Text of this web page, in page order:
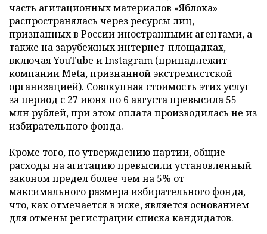
часть агитационных материалов «Яблока»
распространялась через ресурсы лиц,
признанных в России иностранными агентами, а
также на зарубежных интернет-площадках,
включая YouTube и Instagram (принадлежит
компании Meta, признанной экстремистской
организацией). Совокупная стоимость этих услуг
за период с 27 июня по 6 августа превысила 55
млн рублей, при этом оплата производилась не из
избирательного фонда.
Кроме того, по утверждению партии, общие
расходы на агитацию превысили установленный
законом предел более чем на 5% от
максимального размера избирательного фонда,
что, как отмечается в иске, является основанием
для отмены регистрации списка кандидатов.